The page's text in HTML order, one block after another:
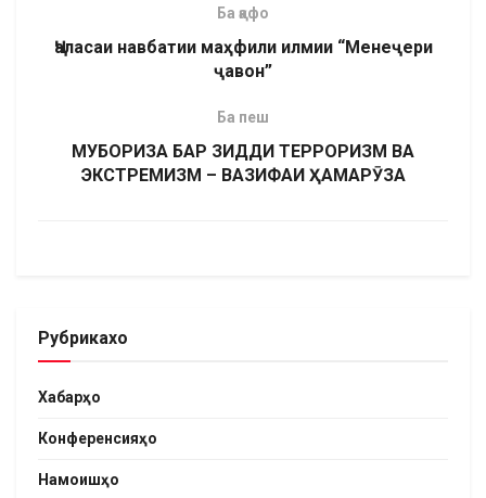
Ба қафо
Ҷаласаи навбатии маҳфили илмии “Менеҷери
ҷавон”
Ба пеш
МУБОРИЗА БАР ЗИДДИ ТЕРРОРИЗМ ВА
ЭКСТРЕМИЗМ – ВАЗИФАИ ҲАМАРӮЗА
Рубрикахо
Хабарҳо
Конференсияҳо
Намоишҳо